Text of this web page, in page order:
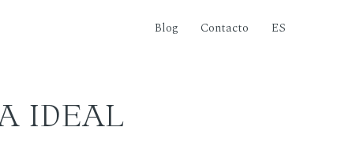
Blog Contacto ES
IDEAL